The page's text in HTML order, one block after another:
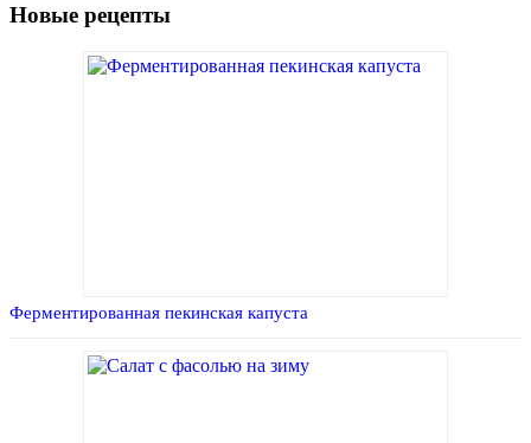
Новые рецепты
Ферментированная пекинская капуста